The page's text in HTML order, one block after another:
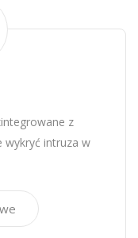
z
wykryć intruza w